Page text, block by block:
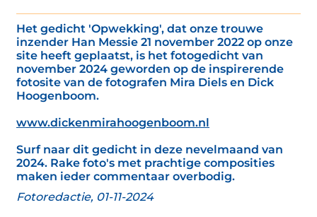
Het gedicht 'Opwekking', dat onze trouwe
inzender Han Messie 21 november 2022 op onze
site heeft geplaatst, is het fotogedicht van
november 2024 geworden op de inspirerende
fotosite van de fotografen Mira Diels en Dick
Hoogenboom.
www.dickenmirahoogenboom.nl
Surf naar dit gedicht in deze nevelmaand van
2024. Rake foto's met prachtige composities
maken ieder commentaar overbodig.
Fotoredactie, 01-11-2024